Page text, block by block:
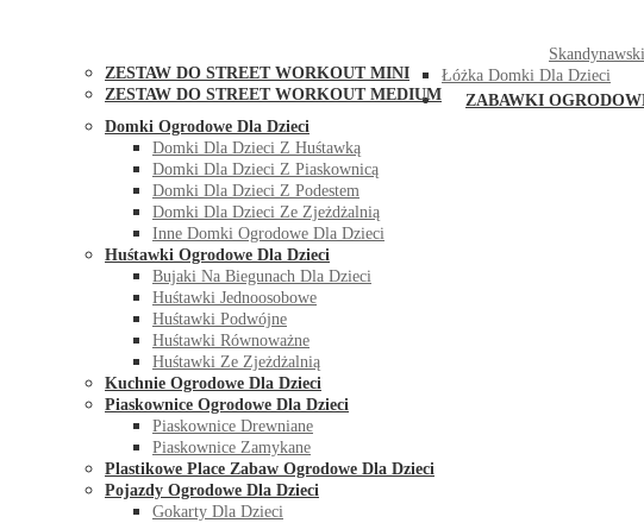
ZESTAW DO STREET WORKOUT MINI
ZESTAW DO STREET WORKOUT MEDIUM
Łóżka Domki Dla Dzieci
ZABAWKI
Domki Ogrodowe Dla Dzieci
Domki Dla Dzieci Z Huśtawką
Domki Dla Dzieci Z Piaskownicą
Domki Dla Dzieci Z Podestem
Domki Dla Dzieci Ze Zjeżdżalnią
Inne Domki Ogrodowe Dla Dzieci
Huśtawki Ogrodowe Dla Dzieci
Bujaki Na Biegunach Dla Dzieci
Huśtawki Jednoosobowe
Huśtawki Podwójne
Huśtawki Równoważne
Huśtawki Ze Zjeżdżalnią
Kuchnie Ogrodowe Dla Dzieci
Piaskownice Ogrodowe Dla Dzieci
Piaskownice Drewniane
Piaskownice Zamykane
Plastikowe Place Zabaw Ogrodowe Dla Dzieci
Pojazdy Ogrodowe Dla Dzieci
Gokarty Dla Dzieci